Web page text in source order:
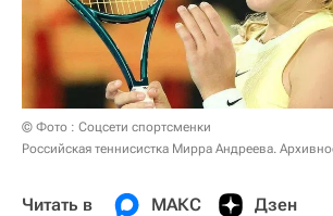
© Фото : Соцсети спортсменки
Российская теннисистка Мирра Андреева.
Читать в МАКС Дзен